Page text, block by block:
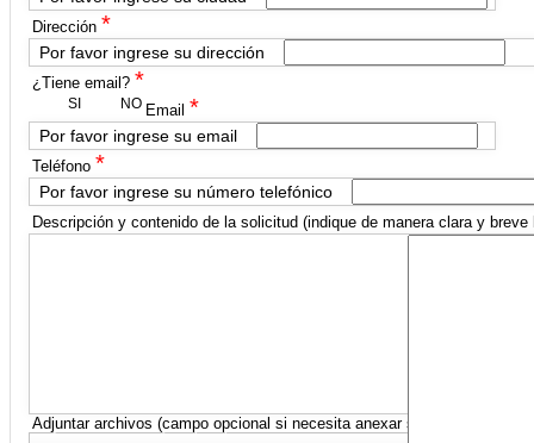
Dirección *
Por favor ingrese su dirección
¿Tiene email? *
SI NO Email *
Por favor ingrese su email
Teléfono *
Por favor ingrese su número telefónico
Descripción y contenido de la solicitud (indique de manera clara y
Adjuntar archivos (campo opcional si necesita anexar soportes)